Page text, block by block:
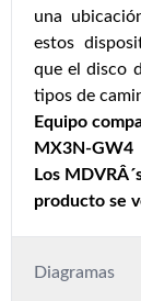
una
estos
que el disco
tipos de
Equipo
MX3N-GW4
Los
producto se
Diagramas